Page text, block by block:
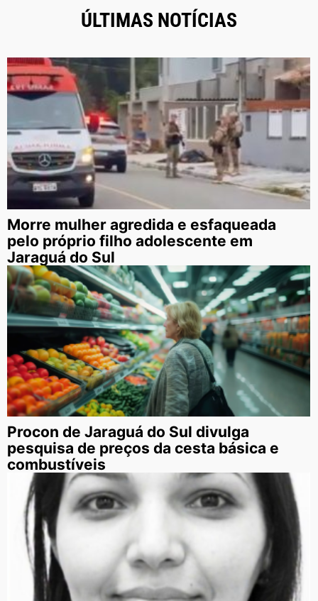
ÚLTIMAS NOTÍCIAS
Morre mulher agredida e esfaqueada
pelo próprio filho adolescente em
Jaraguá do Sul
Procon de Jaraguá do Sul divulga
pesquisa de preços da cesta básica e
combustíveis